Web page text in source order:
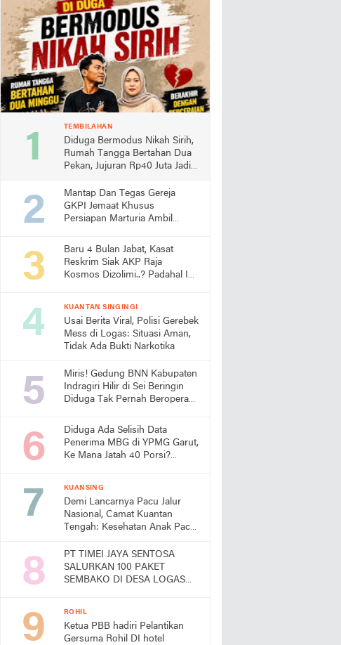
TEMBILAHAN
Diduga Bermodus Nikah Sirih,
Rumah Tangga Bertahan Dua
Pekan, Jujuran Rp40 Juta Jadi
Mantap Dan Tegas Gereja
GKPI Jemaat Khusus
Persiapan Marturia Ambil
Pertama lebih Awal
Baru 4 Bulan Jabat, Kasat
Reskrim Siak AKP Raja
Kosmos Dizolimi..? Padahal Ini
KUANTAN SINGINGI
Usai Berita Viral, Polisi Gerebek
Mess di Logas: Situasi Aman,
Tidak Ada Bukti Narkotika
Miris! Gedung BNN Kabupaten
Indragiri Hilir di Sei Beringin
Diduga Tak Pernah Beroperasi,
Pemanfaatan Aset Negara
Diduga Ada Selisih Data
Penerima MBG di YPMG Garut,
Ke Mana Jatah 40 Porsi?
KUANSING
Demi Lancarnya Pacu Jalur
Nasional, Camat Kuantan
Tengah: Kesehatan Anak Pacu
PT TIMEI JAYA SENTOSA
SALURKAN 100 PAKET
SEMBAKO DI DESA LOGAS
ROHIL
Ketua PBB hadiri Pelantikan
Gersuma Rohil DI hotel